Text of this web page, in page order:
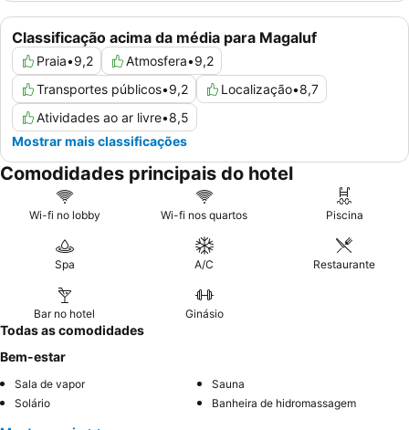
Classificação acima da média para Magaluf
Praia•9,2 Atmosfera•9,2
Transportes públicos•9,2 Localização•8,7
Atividades ao ar livre•8,5
Mostrar mais classificações
Comodidades principais do hotel
Wi-fi no lobby Wi-fi nos quartos Piscina
Spa A/C Restaurante
Bar no hotel Ginásio
Todas as comodidades
Bem-estar
Sala de vapor
Sauna
Solário
Banheira de hidromassagem